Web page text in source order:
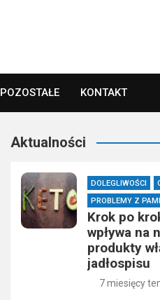
POZOSTAŁE KONTAKT
Aktualności
DOLEGLIWOŚCI
PROBLEMY Z
Krok po
wpływa na
produkty
jadłospisu
7 miesięcy